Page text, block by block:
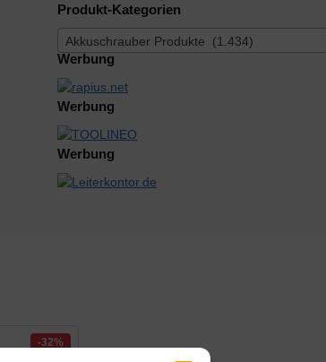
Produkt-Kategorien
Akkuschrauber Produkte (1.434)
Werbung
Werbung
Werbung
-32%